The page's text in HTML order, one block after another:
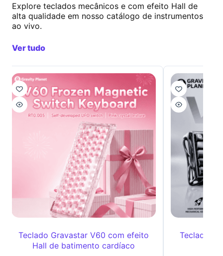
Explore teclados mecânicos e com efeito Hall de
alta qualidade em nosso catálogo de instrumentos
ao vivo.
Ver tudo
Teclado Gravastar V60 com efeito
Hall de batimento cardíaco
Teclado